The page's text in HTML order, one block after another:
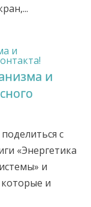
и
с
«Энергетика
и
и